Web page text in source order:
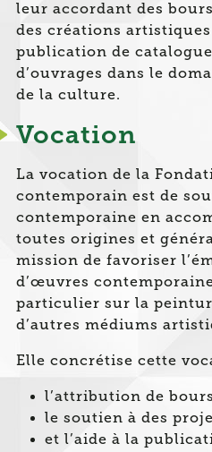
leur accordant des
des créations
publication de
d’ouvrages dans le
de la culture.
Vocation
La vocation de la
contemporain est de
contemporaine en
toutes origines et
mission de favoriser
d’œuvres
particulier sur la
d’autres médiums
Elle concrétise cette
l’attribution de
le soutien à des
et l’aide à la